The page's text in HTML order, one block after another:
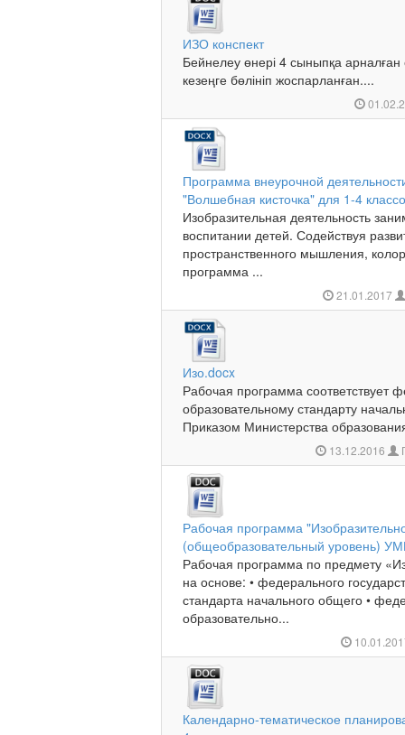
ИЗО конспект
Бейнелеу өнері 4 сыныпқа
кезеңге бөлініп жоспарланған....
Программа внеурочной
"Волшебная кисточка" для 1-4
Изобразительная деятельность
воспитании детей. Содействуя
пространственного мышления,
программа ...
21.01.2017
Изо.docx
Рабочая программа соответствует
образовательному стандарту
Приказом Министерства
13.12.2016
Рабочая программа
(общеобразовательный уровень)
Рабочая программа по предмету
на основе: • федерального
стандарта начального общего •
образовательно...
Календарно-тематическое